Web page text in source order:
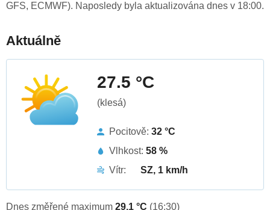
GFS, ECMWF). Naposledy byla aktualizována dnes v 18:00.
Aktuálně
27.5 °C
(klesá)
Pocitově: 32 °C
Vlhkost: 58 %
Vítr:
SZ, 1 km/h
Dnes změřené maximum 29.1 °C (16:30)